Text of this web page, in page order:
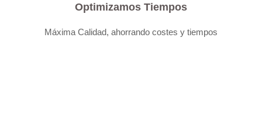
Optimizamos Tiempos
Máxima Calidad, ahorrando costes y tiempos